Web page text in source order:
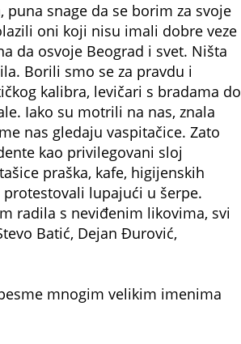
snage da se borim za svoje
oni koji nisu imali dobre veze
da osvoje Beograd i svet. Ništa
Borili smo se za pravdu i
kalibra, levičari s bradama do
Iako su motrili na nas, znala
nas gledaju vaspitačice. Zato
kao privilegovani sloj
praška, kafe, higijenskih
lupajući u šerpe.
radila s neviđenim likovima, svi
Batić, Dejan Đurović,
mnogim velikim imenima